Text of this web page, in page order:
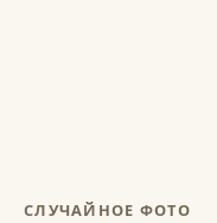
СЛУЧАЙНОЕ ФОТО